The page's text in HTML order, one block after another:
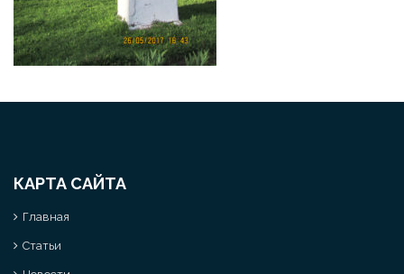
КАРТА САЙТА
Главная
Статьи